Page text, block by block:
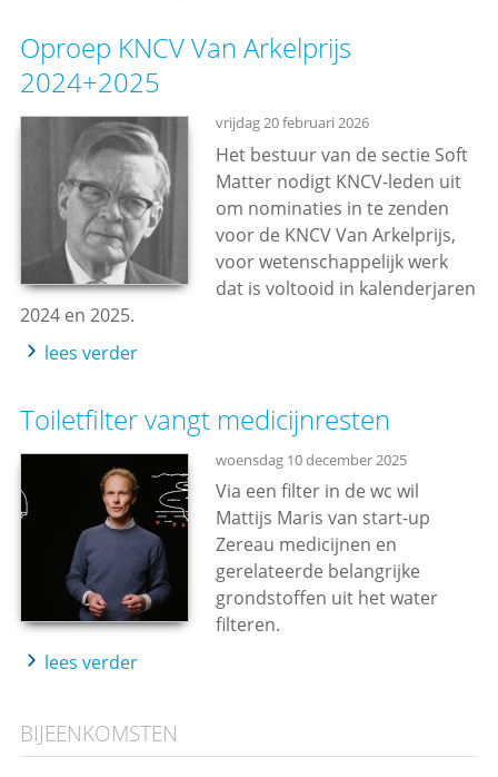
Oproep KNCV Van Arkelprijs
2024+2025
vrijdag 20 februari 2026
Het bestuur van de sectie Soft
Matter nodigt KNCV-leden uit
om nominaties in te zenden
voor de KNCV Van Arkelprijs,
voor wetenschappelijk werk
dat is voltooid in kalenderjaren
2024 en 2025.
lees verder
Toiletfilter vangt medicijnresten
woensdag 10 december 2025
Via een filter in de wc wil
Mattijs Maris van start-up
Zereau medicijnen en
gerelateerde belangrijke
grondstoffen uit het water
filteren.
lees verder
BIJEENKOMSTEN